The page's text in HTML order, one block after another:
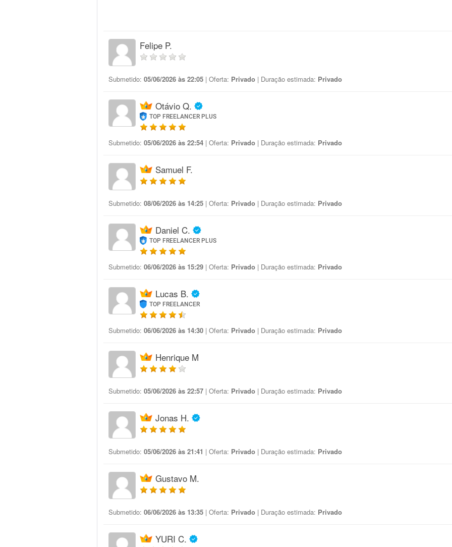
Felipe P.
Submetido: 05/06/2026 às 22:05 | Oferta: Privado | Duração estimada: Privado
Otávio Q.
TOP FREELANCER PLUS
Submetido: 05/06/2026 às 22:54 | Oferta: Privado | Duração estimada: Privado
Samuel F.
Submetido: 08/06/2026 às 14:25 | Oferta: Privado | Duração estimada: Privado
Daniel C.
TOP FREELANCER PLUS
Submetido: 06/06/2026 às 15:29 | Oferta: Privado | Duração estimada: Privado
Lucas B.
TOP FREELANCER
Submetido: 06/06/2026 às 14:30 | Oferta: Privado | Duração estimada: Privado
Henrique M
Submetido: 05/06/2026 às 22:57 | Oferta: Privado | Duração estimada: Privado
Jonas H.
Submetido: 05/06/2026 às 21:41 | Oferta: Privado | Duração estimada: Privado
Gustavo M.
Submetido: 06/06/2026 às 13:35 | Oferta: Privado | Duração estimada: Privado
YURI C.